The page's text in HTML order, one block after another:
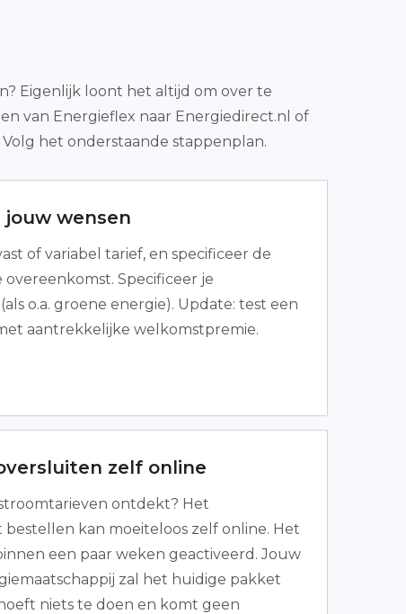
Eigenlijk loont het altijd om over te
van Energieflex naar Energiedirect.nl of
het onderstaande stappenplan.
jouw wensen
of variabel tarief, en specificeer de
overeenkomst. Specificeer je
o.a. groene energie). Update: test een
aantrekkelijke welkomstpremie.
zelf online
ontdekt? Het
kan moeiteloos zelf online. Het
een paar weken geactiveerd. Jouw
zal het huidige pakket
niets te doen en komt geen